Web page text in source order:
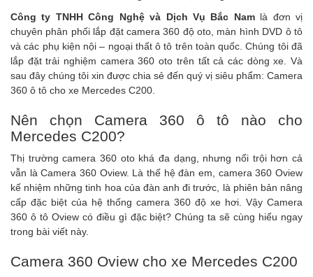
Công ty TNHH Công Nghệ và Dịch Vụ Bắc Namlà đơn vị
chuyên phân phối lắp đặt camera 360 độ oto , màn hình DVD ô tô
và các phụ kiện nội – ngoại thất ô tô trên toàn quốc. Chúng tôi đã
lắp đặt trải nghiệm camera 360 oto trên tất cả các dòng xe. Và
sau đây chúng tôi xin được chia sẻ đến quý vị siêu phẩm: Camera
360 ô tô cho xe Mercedes C200
Nên chọn Camera 360 ô tô nào cho
Mercedes C200?
Thị trườngcamera 360 otokhá đa dạng, nhưng nổi trội hơn cả
vẫn làCamera 360 Oview. Là thế hệ đàn em, camera 360 Oview
kế nhiệm những tinh hoa của đàn anh đi trước, là phiên bản nâng
cấp đặc biệt của hệ thống camera 360 độ xe hơi . Vậy Camera
360 ô tô Oview có điều gì đặc biệt? Chúng ta sẽ cùng hiểu ngay
trong bài viết này.
Camera 360 Oview cho xe Mercedes C200